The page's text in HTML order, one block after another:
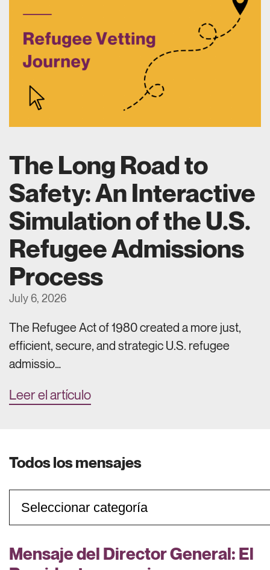
The Long Road to
Safety: An Interactive
Simulation of the U.S.
Refugee Admissions
Process
July 6, 2026
The Refugee Act of 1980 created a more just,
efficient, secure, and strategic U.S. refugee
admissio…
Leer el artículo
Todos los mensajes
Categorías
Mensaje del Director General: El